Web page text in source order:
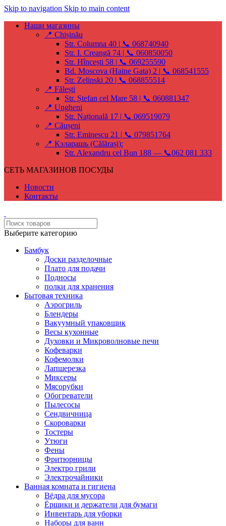
Skip to navigation Skip to main content
Наши магазины
📍 Chișinău
Str. Columna 40 | 📞 068740940
Str. I. Creangă 74 | 📞 060850050
Str. Hîncești 58 | 📞 069255590
Bd. Moscova (Haine Gata) 2 | 📞 068541555
Str. Zelinski 20 | 📞 068855514
📍 Fălești
Str. Ștefan cel Mare 58 | 📞 060881347
📍 Ungheni
Str. Națională 17 | 📞 069519079
📍 Căușeni
Str. Eminescu 21 | 📞 079851764
📍 Кэларашь (Călărași):
Str. Alexandru cel Bun 188 — 📞062 081 333
СЕТЬ МАГАЗИНОВ ПОСУДЫ
Новости
Контакты
Выберите категорию
Бамбук
Доски разделочные
Плато для подачи
Подносы
полки для хранения
Бытовая техника
Аэрогриль
Блендеры
Вакуумный упаковщик
Весы кухонные
Духовки и Микроволновые печи
Кофеварки
Кофемолки
Лапшерезка
Миксеры
Мясорубки
Обогреватели
Пылесосы
Сендвичница
Скороварки
Тостеры
Утюги
Фены
Фритюрницы
Электро грили
Электрочайники
Ванная комната и гигиена
Вёдра для мусора
Ёршики и держатели для бумаги
Инвентарь для уборки
Наборы для ванн